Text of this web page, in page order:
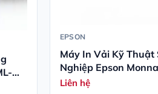
EPSON
Máy In Vải Kỹ Thuật
Nghiệp Epson
64000
Liên hệ